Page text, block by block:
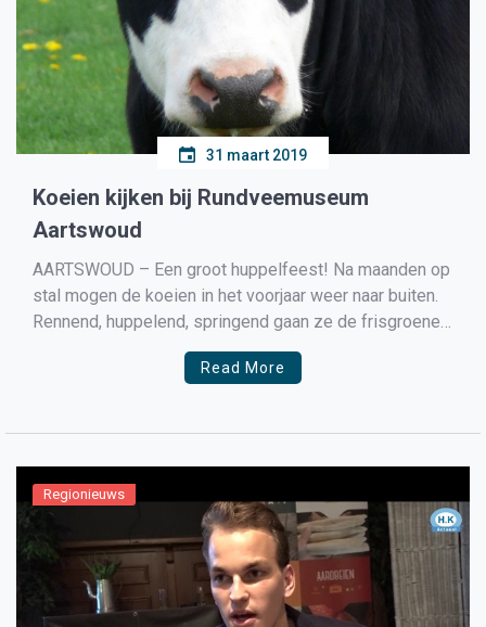
31 maart 2019
Koeien kijken bij Rundveemuseum
Aartswoud
AARTSWOUD – Een groot huppelfeest! Na maanden op
stal mogen de koeien in het voorjaar weer naar buiten.
Rennend, huppelend, springend gaan ze de frisgroene
weide tegemoet. Op zondag 14 april om 13:30 uur start
de ‘weidegang’ van het Rundveemuseum in Aartswoud.
Read More
Regionieuws